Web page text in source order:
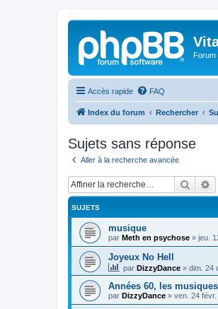
Forum
Accès rapide FAQ
Index du forum Rechercher
Sujets sans réponse
Aller à la recherche avancée
SUJETS
musique
par Meth en psychose » jeu.
Joyeux No Hell
par DizzyDance » dim. 24
Années 60, les musiques
par DizzyDance » ven. 24